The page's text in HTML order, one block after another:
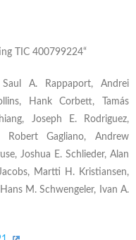
TIC 400799224“
A. Rappaport, Andrei
Hank Corbett, Tamás
Joseph E. Rodriguez,
Gagliano, Andrew
Joshua E. Schlieder, Alan
Martti H. Kristiansen,
M. Schwengeler, Ivan A.